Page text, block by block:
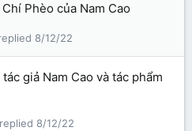
Phèo của Nam Cao
8/12/22
giả Nam Cao và tác phẩm
8/12/22